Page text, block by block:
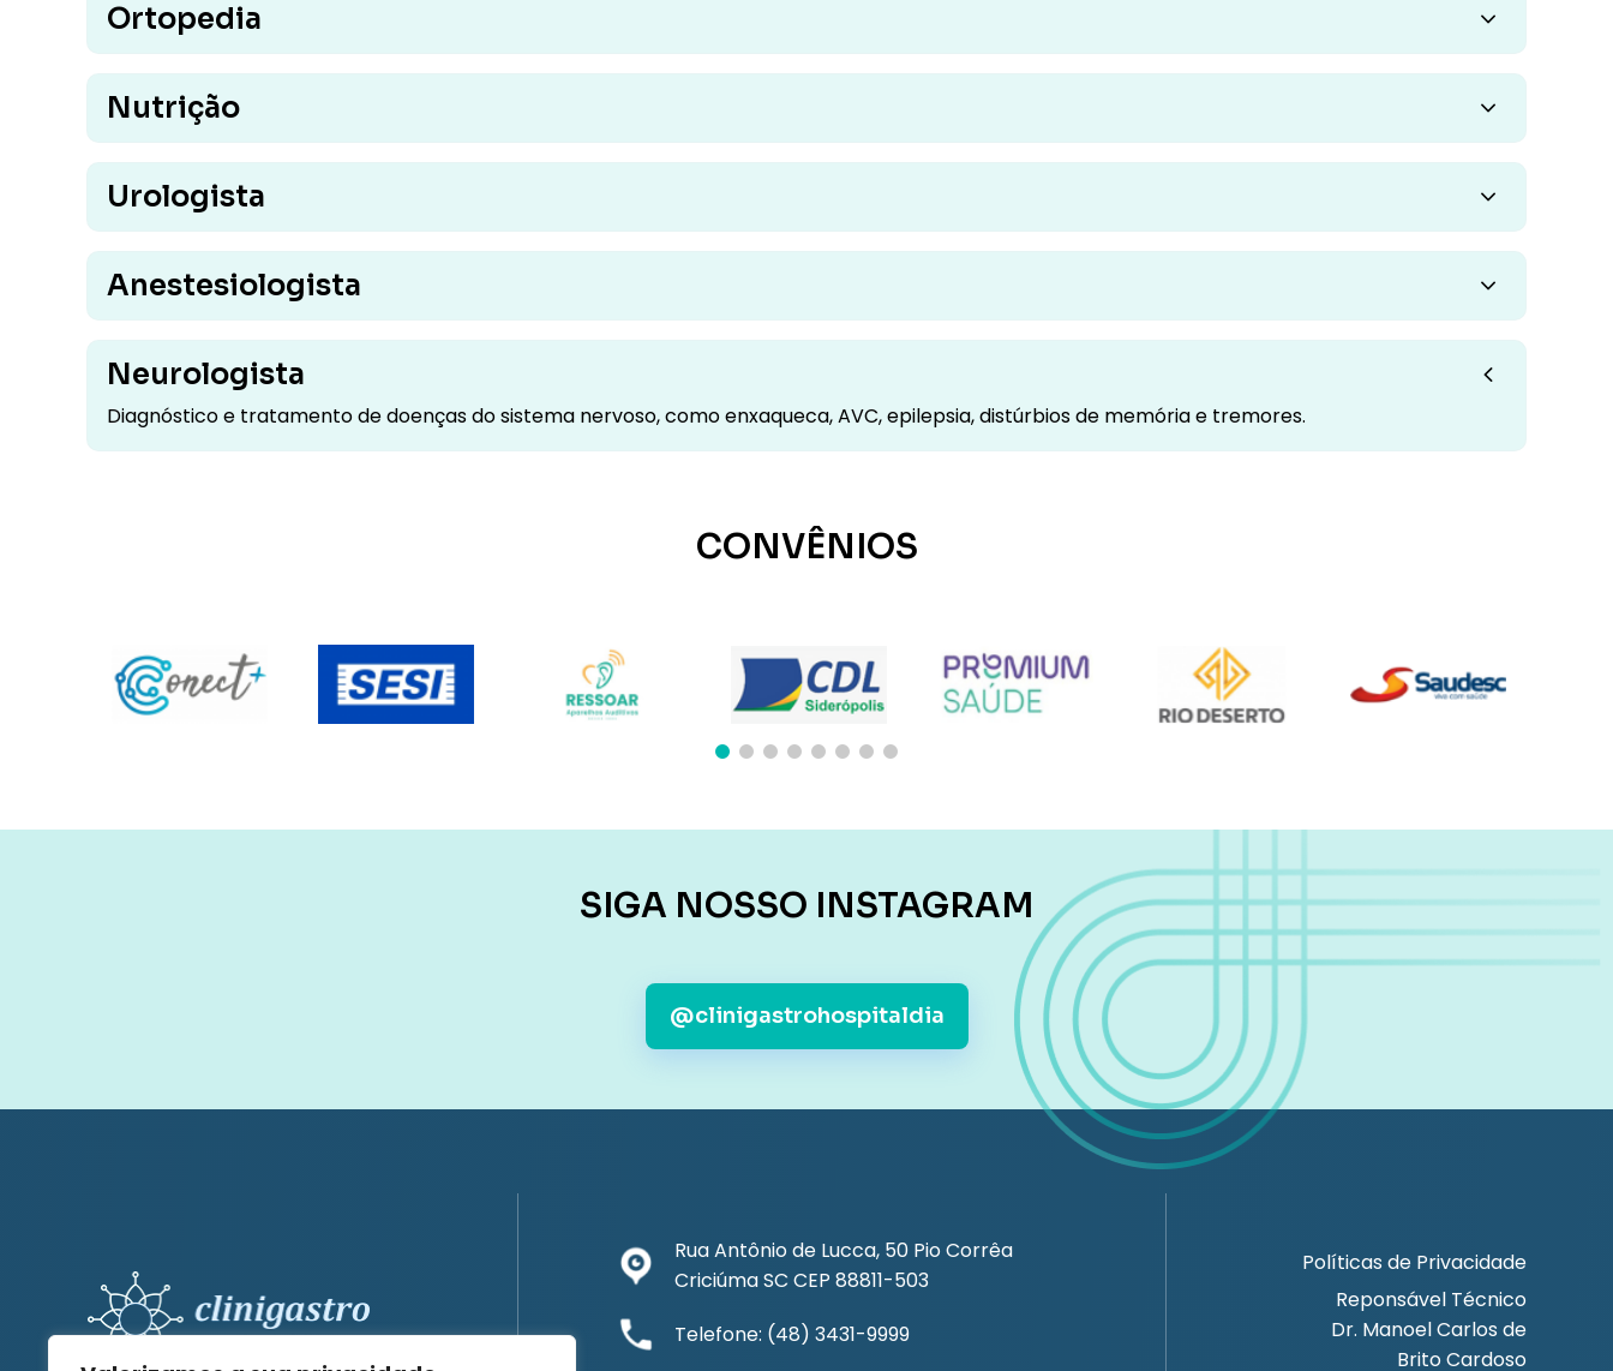
Ortopedia
Nutrição
Urologista
Anestesiologista
Neurologista
Diagnóstico e tratamento de doenças do sistema nervoso, como enxaqueca, AVC, epilepsia, distúrbios de memória e tremores.
CONVÊNIOS
SIGA NOSSO INSTAGRAM
@clinigastrohospitaldia
Rua Antônio de Lucca, 50 Pio Corrêa
Criciúma SC CEP 88811-503
Telefone: (48) 3431-9999
Políticas de Privacidade
Reponsável Técnico
Dr. Manoel Carlos de
Brito Cardoso